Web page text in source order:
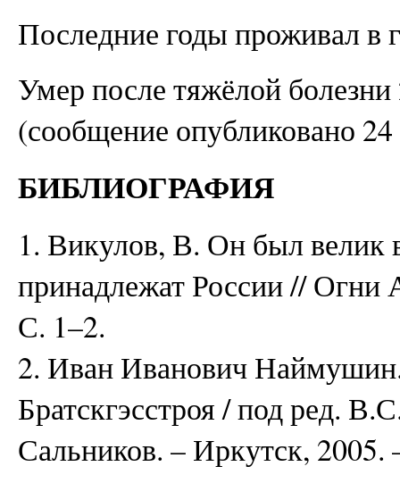
Последние годы проживал в
Умер после тяжёлой болезни
(сообщение опубликовано
БИБЛИОГРАФИЯ
1. Викулов, В. Он был велик
принадлежат России // Огни
С. 1–2.
2. Иван Иванович
Братскгэсстроя / под ред.
Сальников. – Иркутск, 2005.